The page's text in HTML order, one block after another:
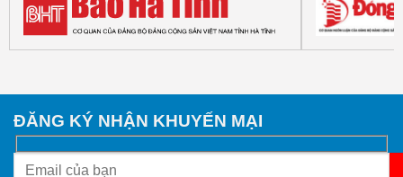
ĐĂNG KÝ NHẬN KHUYẾN MẠI